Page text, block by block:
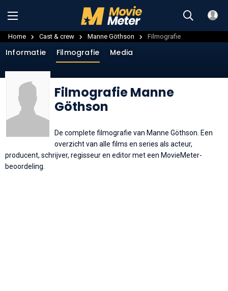
Home Cast & crew Manne Göthson Filmografie
Filmografie Manne
Göthson
Informatie Filmografie Media
De complete filmografie van Manne Göthson. Een
overzicht van alle films en series als acteur,
producent, schrijver, regisseur en editor met een MovieMeter-
beoordeling.